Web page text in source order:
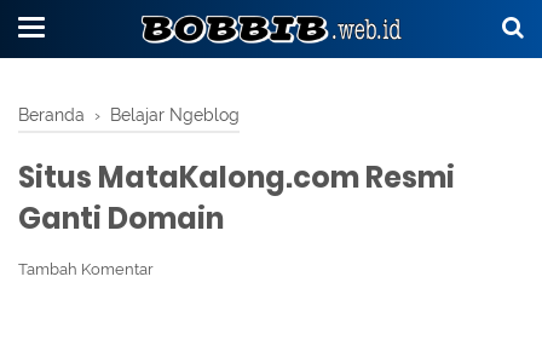
Beranda › Belajar Ngeblog
Situs MataKalong.com Resmi
Ganti Domain
Tambah Komentar